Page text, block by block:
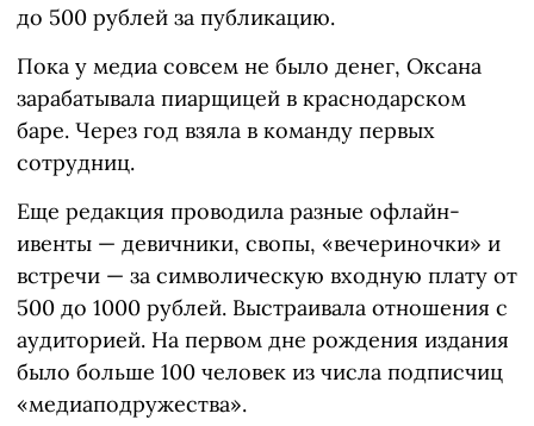
до 500 рублей за публикацию.
Пока у медиа совсем не было денег, Оксана
зарабатывала пиарщицей в краснодарском
баре. Через год взяла в команду первых
сотрудниц.
Еще редакция проводила разные офлайн-
ивенты — девичники, свопы, «вечериночки» и
встречи — за символическую входную плату от
500 до 1000 рублей. Выстраивала отношения с
аудиторией. На первом дне рождения издания
было больше 100 человек из числа подписчиц
«медиаподружества».